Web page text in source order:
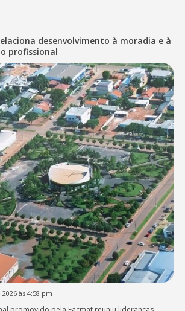
desenvolvimento à moradia e à
profissional
às 4:58 pm